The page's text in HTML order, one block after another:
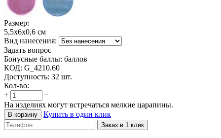
Размер:
5,5х6х0,6 см
Вид нанесения:
Задать вопрос
Бонусные баллы: баллов
КОД: G_4210.60
Доступность: 32 шт.
Кол-во:
+
−
На изделиях могут встречаться мелкие царапины.
В корзину Купить в один клик
Заказ в 1 клик